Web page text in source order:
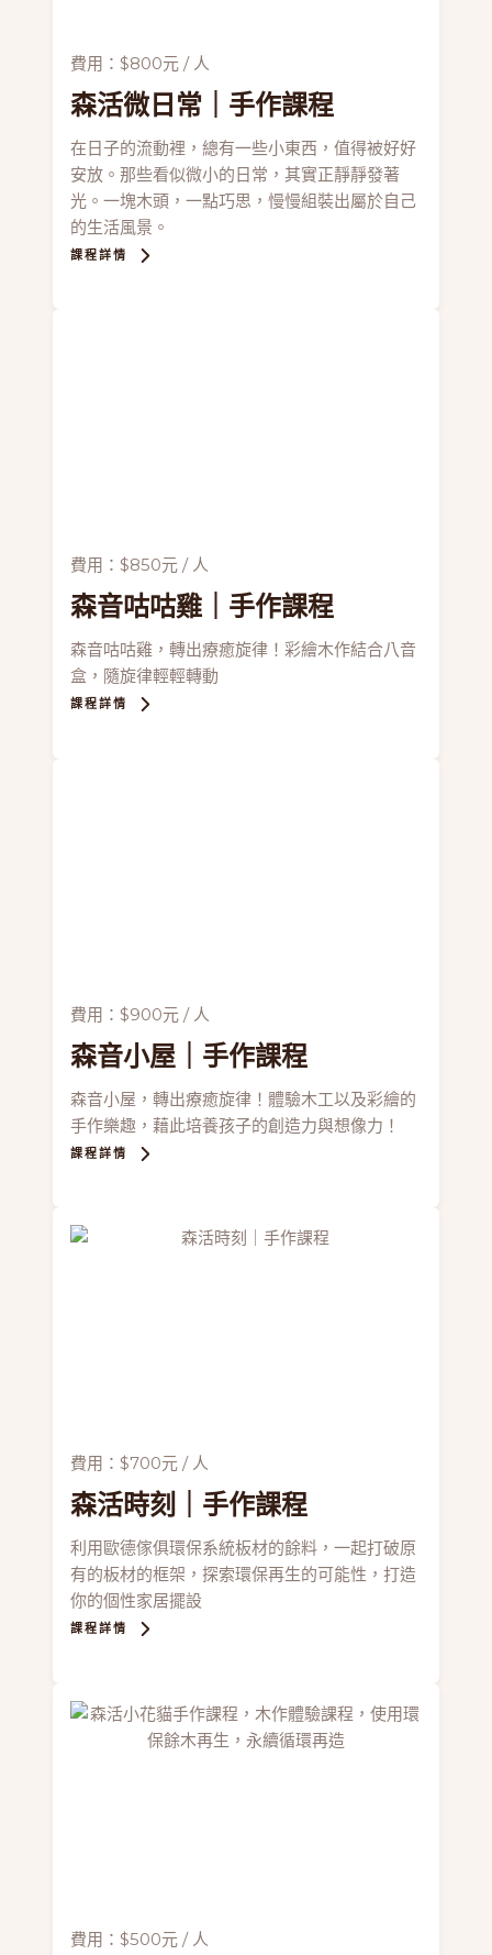
費用：$800元 / 人
森活微日常 ｜手作課程
在日子的流動裡，總有一些小東西，值得被好好
安放。那些看似微小的日常，其實正靜靜發著
光。一塊木頭，一點巧思，慢慢組裝出屬於自己
的生活風景。
課程詳情
費用：$850元 / 人
森音咕咕雞 ｜手作課程
森音咕咕雞，轉出療癒旋律！彩繪木作結合八音
盒，隨旋律輕輕轉動
課程詳情
費用：$900元 / 人
森音小屋 ｜手作課程
森音小屋，轉出療癒旋律！體驗木工以及彩繪的
手作樂趣，藉此培養孩子的創造力與想像力！
課程詳情
費用：$700元 / 人
森活時刻 ｜手作課程
利用歐德傢俱環保系統板材的餘料，一起打破原
有的板材的框架，探索環保再生的可能性，打造
你的個性家居擺設
課程詳情
費用：$500元 / 人